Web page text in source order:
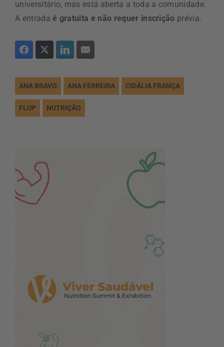
universitário, mas está aberta a toda a comunidade.
A entradaé gratuita e não requer inscrição prévia.
ANA BRAVO ANA FERREIRA CIDÁLIA FRANÇA
FLUP NUTRIÇÃO